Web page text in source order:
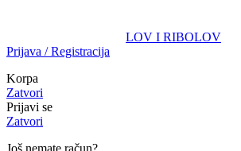
LOV I RIBOLOV
Prijava / Registracija
Korpa
Zatvori
Prijavi se
Zatvori
Još nemate račun?